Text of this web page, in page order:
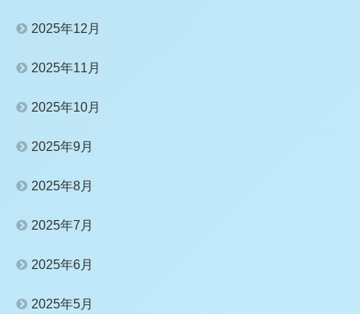
2025年12月
2025年11月
2025年10月
2025年9月
2025年8月
2025年7月
2025年6月
2025年5月